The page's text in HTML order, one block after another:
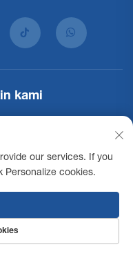
kami
pasukan kami.
Langgan
Co., Ltd. Semua hak
Aksesibiliti
Syarat
our services. If you
Personalize cookies.